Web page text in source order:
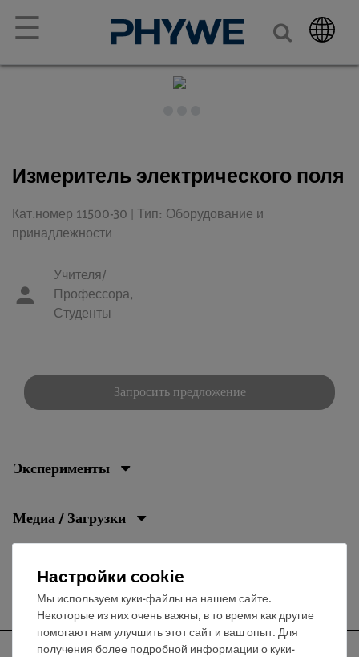
☰
Измеритель электрического поля
Кат.номер 11500-30 | Тип: Оборудование и
принадлежности
Учителя/
Профессора,
Студенты
Запросить предложение
Эксперименты
Медиа / Загрузки
Бесплатная доставка от 300,- €
Настройки cookie
Мы используем куки-файлы на нашем сайте.
Некоторые из них очень важны, в то время как другие
помогают нам улучшить этот сайт и ваш опыт. Для
получения более подробной информации о куки-